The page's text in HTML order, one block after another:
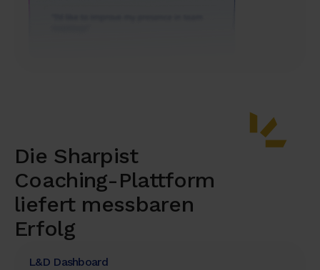
Die Sharpist
Coaching-Plattform
liefert messbaren
Erfolg
L&D Dashboard